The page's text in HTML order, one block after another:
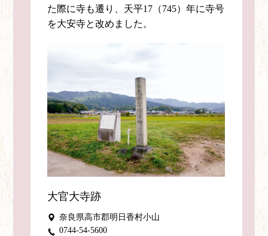
た際に寺も遷り、天平17（745）年に寺号
を大安寺と改めました。
大官大寺跡
奈良県高市郡明日香村小山
0744-54-5600